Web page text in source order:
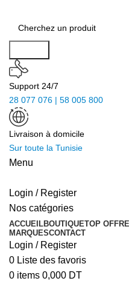
Support 24/7
28 077 076 | 58 005 800
Livraison à domicile
Sur toute la Tunisie
Menu
Login / Register
Nos catégories
ACCUEILBOUTIQUETOP
MARQUESCONTACT
Login / Register
0 Liste des favoris
0 items 0,000 DT